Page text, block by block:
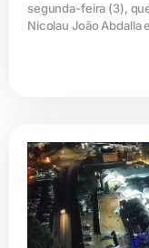
segunda-feira (3),
Nicolau João Abdalla e